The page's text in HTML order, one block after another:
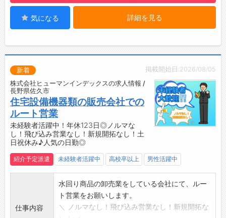
・関連部門と協力した企画の立案・検証
※業務はご本人の希望やスキル、社内ニーズに
よって担当業務を割り振ります。
はなく、未経験でもチャレンジしたい方を歓迎
・医療機関で待合室などのディスプレイ「メデ
ィネットシステム」
・歯科医院での専門番組「e-haTV」
・調剤薬局で患者さん向けの薬や疾患情報番組
の発信システム「デジタルサイネージ for
pharmacy」
・地域医療連携システム「メディマップ」
【おすすめポイント】
残業がほとんどなくワークライフバランスをし
っかりととることができます。
気になる 詳細を見る
掲載開始日:2026/08/05
新着
株式会社ヒューマンインデックスの求人情報 /
長野県佐久市
住宅設備機器類の販売会社での
ルート営業
未経験者活躍中！年休123日◎ノルマな
し！飛び込み営業なし！新規開拓なし！土
日祝休み♪人気の日勤◎
紹介予定派遣 未経験者活躍中 高校卒以上 男性活躍中
仕事内容
水回り商品の卸売業をしている会社にて、ルー
ト営業をお願いします。
＼ ノルマなし！飛び込み営業なし！新規開拓な